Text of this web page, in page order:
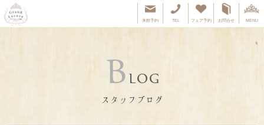
来館予約 TEL フェア予約 お問合せ MENU
B LOG
スタッフブログ